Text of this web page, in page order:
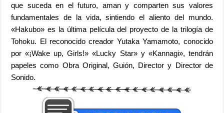
que suceda en el futuro, aman y comparten sus valores
fundamentales de la vida, sintiendo el aliento del mundo.
«Hakubo» es la última película del proyecto de la trilogía de
Tohoku. El reconocido creador Yutaka Yamamoto, conocido
por «¡Wake up, Girls!» «Lucky Star» y «Kannagi», tendrán
papeles como Obra Original, Guión, Director y Director de
Sonido.